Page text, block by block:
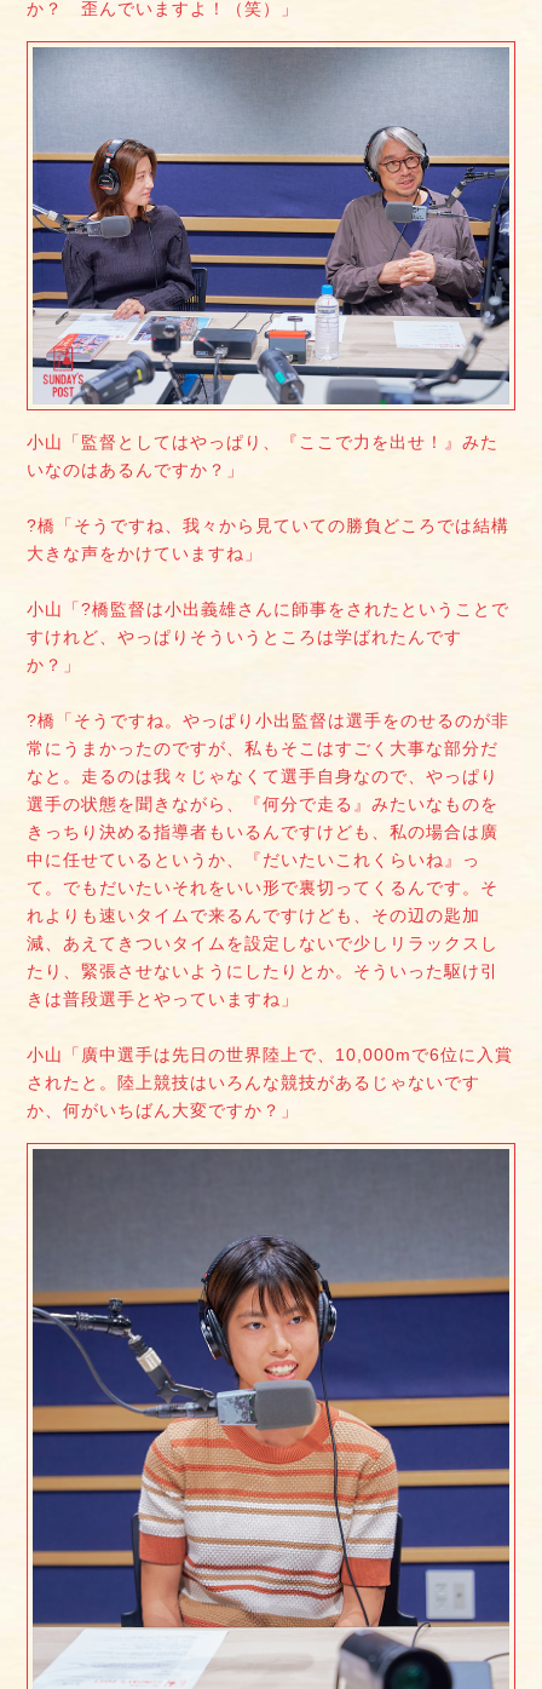
か？ 歪んでいますよ！（笑）」
小山「監督としてはやっぱり、『ここで力を出せ！』みた
いなのはあるんですか？」
?橋「そうですね、我々から見ていての勝負どころでは結構
大きな声をかけていますね」
小山「?橋監督は小出義雄さんに師事をされたということで
すけれど、やっぱりそういうところは学ばれたんです
か？」
?橋「そうですね。やっぱり小出監督は選手をのせるのが非
常にうまかったのですが、私もそこはすごく大事な部分だ
なと。走るのは我々じゃなくて選手自身なので、やっぱり
選手の状態を聞きながら、『何分で走る』みたいなものを
きっちり決める指導者もいるんですけども、私の場合は廣
中に任せているというか、『だいたいこれくらいね』っ
て。でもだいたいそれをいい形で裏切ってくるんです。そ
れよりも速いタイムで来るんですけども、その辺の匙加
減、あえてきついタイムを設定しないで少しリラックスし
たり、緊張させないようにしたりとか。そういった駆け引
きは普段選手とやっていますね」
小山「廣中選手は先日の世界陸上で、10,000mで6位に入賞
されたと。陸上競技はいろんな競技があるじゃないです
か、何がいちばん大変ですか？」